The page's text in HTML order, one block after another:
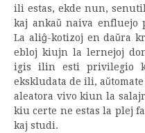
ili estas, ekde nun,
kaj ankaŭ naiva enfluejo
La aliĝ-kotizoj en daŭra
ebloj kiujn la lernejoj
igis ilin esti privilegio
ekskludata de ili,
aleatora vivo kiun la
kiu certe ne estas la plej
kaj studi.